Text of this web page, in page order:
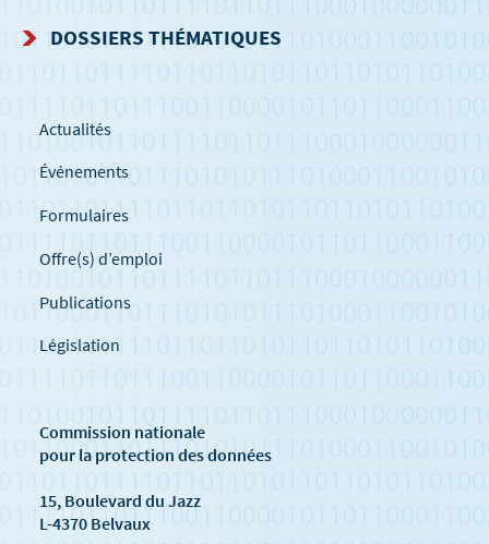
DOSSIERS THÉMATIQUES
Actualités
Événements
Formulaires
Offre(s) d’emploi
Publications
Législation
Commission nationale
pour la protection des données
15, Boulevard du Jazz
L-4370 Belvaux